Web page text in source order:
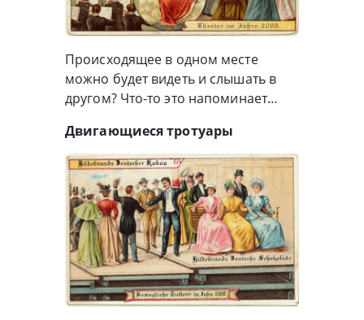
Происходящее в одном месте
можно будет видеть и слышать в
другом? Что-то это напоминает…
Двигающиеся тротуары